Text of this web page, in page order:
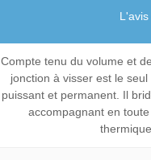
Compte tenu du volume et
jonction à visser est le
puissant et permanent. Il
accompagnant en